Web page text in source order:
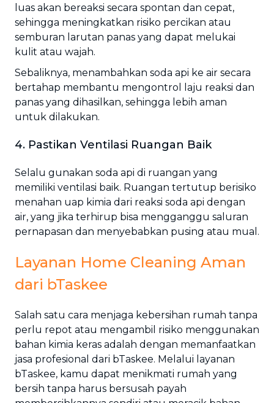
luas akan bereaksi secara spontan dan cepat,
sehingga meningkatkan risiko percikan atau
semburan larutan panas yang dapat melukai
kulit atau wajah.
Sebaliknya, menambahkan soda api ke air secara
bertahap membantu mengontrol laju reaksi dan
panas yang dihasilkan, sehingga lebih aman
untuk dilakukan.
4. Pastikan Ventilasi Ruangan Baik
Selalu gunakan soda api di ruangan yang
memiliki ventilasi baik. Ruangan tertutup berisiko
menahan uap kimia dari reaksi soda api dengan
air, yang jika terhirup bisa mengganggu saluran
pernapasan dan menyebabkan pusing atau mual.
Layanan Home Cleaning Aman
dari bTaskee
Salah satu cara menjaga kebersihan rumah tanpa
perlu repot atau mengambil risiko menggunakan
bahan kimia keras adalah dengan memanfaatkan
jasa profesional dari bTaskee. Melalui layanan
bTaskee, kamu dapat menikmati rumah yang
bersih tanpa harus bersusah payah